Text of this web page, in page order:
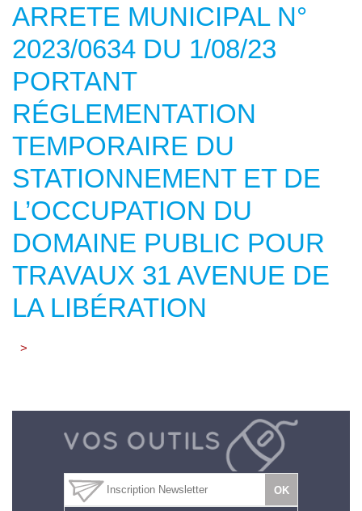
ARRETE MUNICIPAL N°
2023/0634 DU 1/08/23
PORTANT
RÉGLEMENTATION
TEMPORAIRE DU
STATIONNEMENT ET DE
L’OCCUPATION DU
DOMAINE PUBLIC POUR
TRAVAUX 31 AVENUE DE
LA LIBÉRATION
>